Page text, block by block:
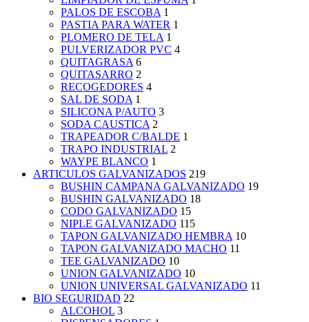
PALOS DE ESCOBA 1
PASTIA PARA WATER 1
PLOMERO DE TELA 1
PULVERIZADOR PVC 4
QUITAGRASA 6
QUITASARRO 2
RECOGEDORES 4
SAL DE SODA 1
SILICONA P/AUTO 3
SODA CAUSTICA 2
TRAPEADOR C/BALDE 1
TRAPO INDUSTRIAL 2
WAYPE BLANCO 1
ARTICULOS GALVANIZADOS 219
BUSHIN CAMPANA GALVANIZADO 19
BUSHIN GALVANIZADO 18
CODO GALVANIZADO 15
NIPLE GALVANIZADO 115
TAPON GALVANIZADO HEMBRA 10
TAPON GALVANIZADO MACHO 11
TEE GALVANIZADO 10
UNION GALVANIZADO 10
UNION UNIVERSAL GALVANIZADO 11
BIO SEGURIDAD 22
ALCOHOL 3